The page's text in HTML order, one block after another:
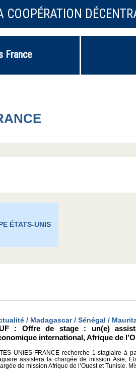
COOPÉRATION
France
ÉTATS-UNIS
/ Madagascar / Sénégal /
: Offre de stage : un(e)
international, Afrique de
UNIES FRANCE recherche 1 stagiaire à
assistera la chargée de mission Asie,
de mission Afrique de l’Ouest et Tunisie.